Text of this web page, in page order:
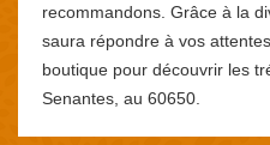
recommandons. Grâce à la
saura répondre à vos
boutique pour découvrir les
Senantes, au 60650.